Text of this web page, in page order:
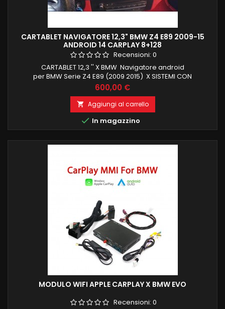
CARTABLET NAVIGATORE 12,3" BMW Z4 E89 2009-15
ANDROID 14 CARPLAY 8+128
Recensioni: 0
CARTABLET 12,3 '' X BMW Navigatore android
per BMW Serie Z4 E89 (2009 2015) X SISTEMI CON
NAVIGATORE ORIGINALE ANDROID 14 QUALCOMM
SNAPDRAGON OCTACORE CARPLAY E ANDROID AUTO
INTEGRATI WIRELESS 8 GB RAM 128 GB ROM INGRESSO SIM PER
NAVIGAZIONE INTERNET 4G NAVIGATORE OFFLINE E ONLINE ,
INGRESSO CAMERA AUX , INGRESSO SD 4G RECUPERO
COMANDI AL VOLANTE,...
Prezzo
600,00 €
 Aggiungi al carrello
 In magazzino
MODULO WIFI APPLE CARPLAY X BMW EVO
Recensioni: 0